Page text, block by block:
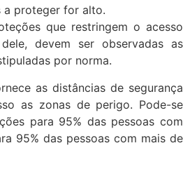
a proteger for alto.
que restringem o acesso
devem ser observadas as
por norma.
as distâncias de segurança
as zonas de perigo. Pode-se
para 95% das pessoas com
95% das pessoas com mais de